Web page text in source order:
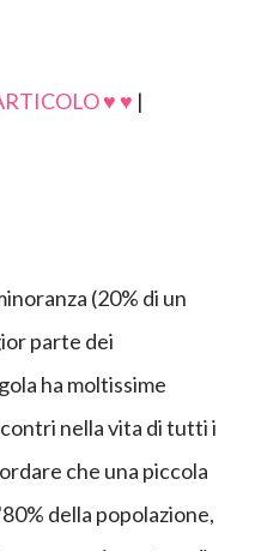
♥ ♥ |
(20% di un
parte dei
ha moltissime
nella vita di tutti i
che una piccola
della popolazione,